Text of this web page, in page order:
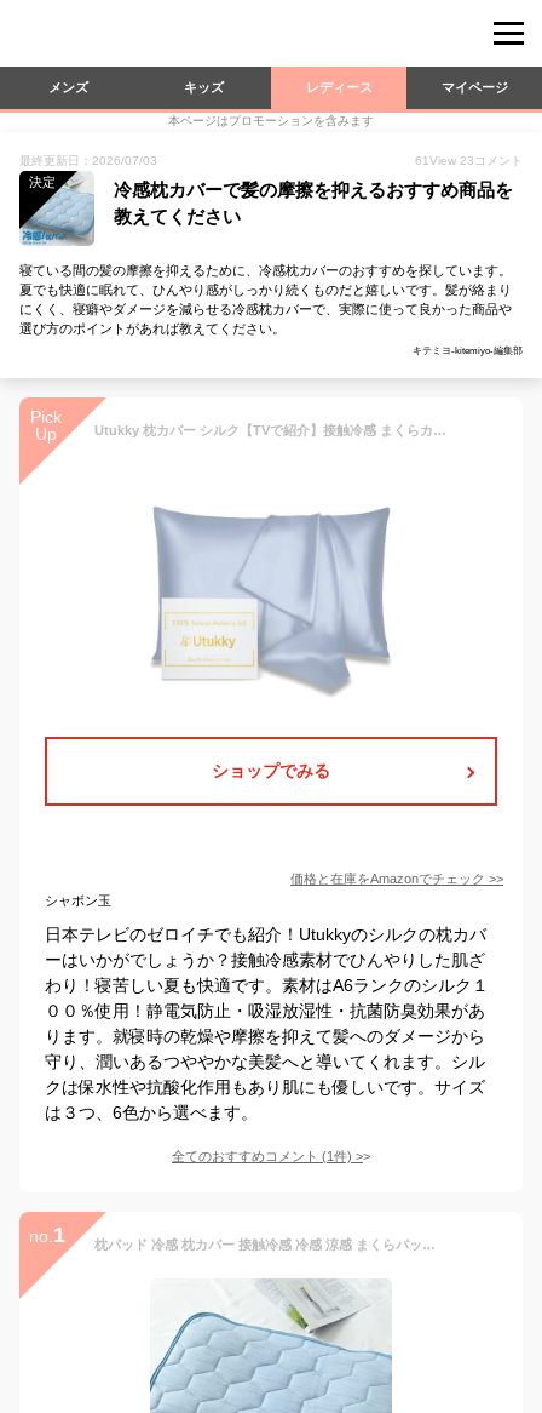
メンズ キッズ レディース マイページ
本ページはプロモーションを含みます
最終更新日：2026/07/03 61View 23 コメント
決定
冷感枕カバーで髪の摩擦を抑えるおすすめ商品を
教えてください
寝ている間の髪の摩擦を抑えるために、冷感枕カバーのおすすめを探しています。
夏でも快適に眠れて、ひんやり感がしっかり続くものだと嬉しいです。髪が絡まり
にくく、寝癖やダメージを減らせる冷感枕カバーで、実際に使って良かった商品や
選び方のポイントがあれば教えてください。
キテミヨ-kitemiyo-編集部
Pick
Up
Utukky 枕カバー シルク【TVで紹介】接触冷感 まくらカバー シルク 43×63cm シルク100％枕カバー 6Aランク 封筒式 両面用 シルクタイプ 封筒式 ピローケース 美髪・美肌 乾燥対策 静電気防止 お肌に優しい 抗菌防臭 寝具 1枚セット グレイッシュブルー
ショップでみる
価格と在庫をAmazonでチェック >>
シャボン玉
日本テレビのゼロイチでも紹介！Utukkyのシルクの枕カバ
ーはいかがでしょうか？接触冷感素材でひんやりした肌ざ
わり！寝苦しい夏も快適です。素材はA6ランクのシルク１
００％使用！静電気防止・吸湿放湿性・抗菌防臭効果があ
ります。就寝時の乾燥や摩擦を抑えて髪へのダメージから
守り、潤いあるつややかな美髪へと導いてくれます。シル
クは保水性や抗酸化作用もあり肌にも優しいです。サイズ
は３つ、6色から選べます。
全てのおすすめコメント (1件) >
no. 1 枕パッド 冷感 枕カバー 接触冷感 冷感 涼感 まくらパッド 冷感パッド 冷感マット 夏用 枕 ピローカバー 夏用枕 洗濯可能 冷たい枕 まくらパッド 枕パッド クール枕 クールピロー クール寝具 冷却パッド 涼感パッド 寝具 熱中症対策 y6